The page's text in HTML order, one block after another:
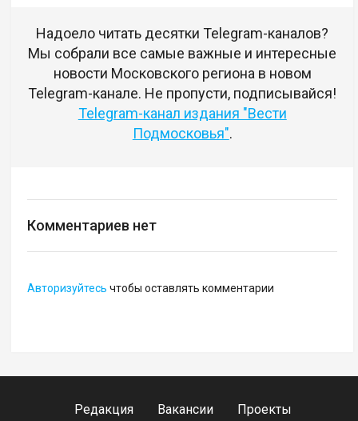
Надоело читать десятки Telegram-каналов?
Мы собрали все самые важные и интересные
новости Московского региона в новом
Telegram-канале. Не пропусти, подписывайся!
Telegram-канал издания "Вести
Подмосковья".
Комментариев нет
Авторизуйтесь чтобы оставлять комментарии
Редакция Вакансии
Проекты